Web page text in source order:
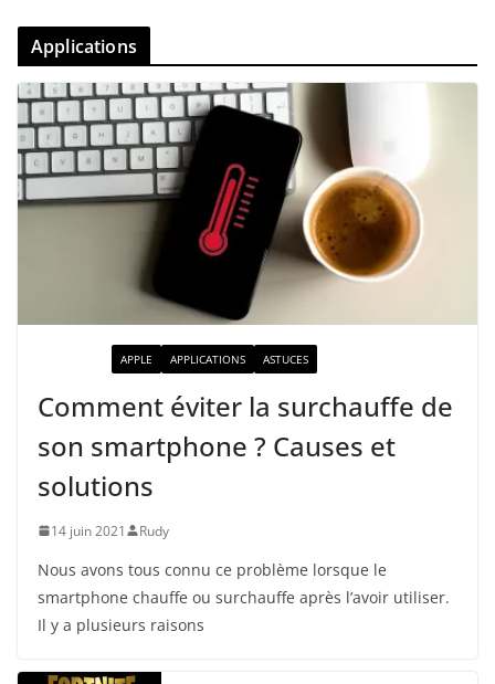
Applications
APPLE APPLICATIONS ASTUCES
Comment éviter la surchauffe de
son smartphone ? Causes et
solutions
14 juin 2021 Rudy
Nous avons tous connu ce problème lorsque le
smartphone chauffe ou surchauffe après l’avoir utiliser.
Il y a plusieurs raisons